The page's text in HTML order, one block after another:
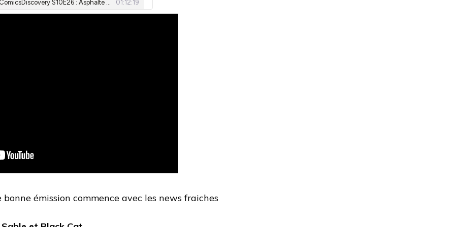
émission commence avec les news fraiches